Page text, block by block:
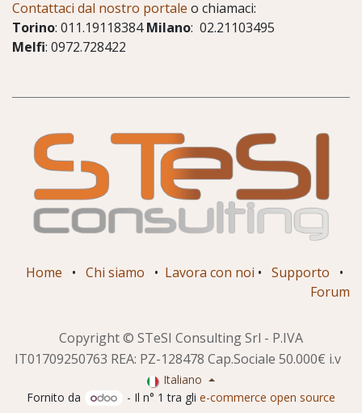
Contattaci dal nostro portale o chiamaci:
Torino: 011.19118384Milano: 02.21103495
Melfi: 0972.728422
Home • Chi siamo • Lavora con noi • Supporto
•
Forum
Copyright © STeSI Consulting Srl - P.IVA
IT01709250763 REA: PZ-128478 Cap.Sociale 50.000€ i.v
Italiano
Fornito da
- Il n° 1 tra gli e-commerce open source